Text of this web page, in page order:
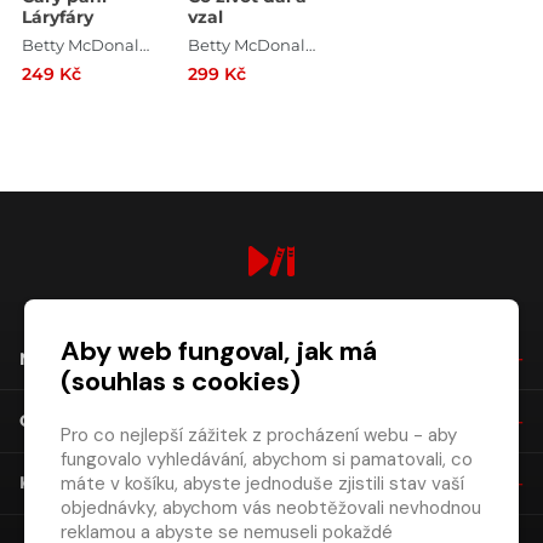
Láryfáry
Betty McDonaldová
249 Kč
vzal
Betty McDonaldová
299 Kč
NÁKUP
O SPOLEČNOSTI
KONTAKT
Aby web fungoval, jak má
(souhlas s cookies)
Pro co nejlepší zážitek z procházení webu - aby
fungovalo vyhledávání, abychom si pamatovali, co
máte v košíku, abyste jednoduše zjistili stav vaší
objednávky, abychom vás neobtěžovali nevhodnou
reklamou a abyste se nemuseli pokaždé